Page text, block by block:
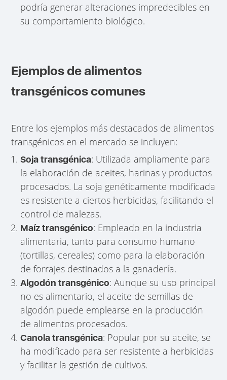
podría generar alteraciones impredecibles en
su comportamiento biológico.
Ejemplos de alimentos
transgénicos comunes
Entre los ejemplos más destacados de alimentos
transgénicos en el mercado se incluyen:
Soja transgénica: Utilizada ampliamente para
la elaboración de aceites, harinas y productos
procesados. La soja genéticamente modificada
es resistente a ciertos herbicidas, facilitando el
control de malezas.
Maíz transgénico: Empleado en la industria
alimentaria, tanto para consumo humano
(tortillas, cereales) como para la elaboración
de forrajes destinados a la ganadería.
Algodón transgénico: Aunque su uso principal
no es alimentario, el aceite de semillas de
algodón puede emplearse en la producción
de alimentos procesados.
Canola transgénica: Popular por su aceite, se
ha modificado para ser resistente a herbicidas
y facilitar la gestión de cultivos.